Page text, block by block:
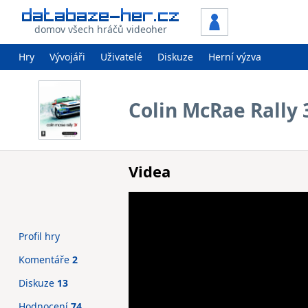
domov všech hráčů videoher
Hry Vývojáři Uživatelé Diskuze Herní výzva
Colin McRae Rally
Videa
Profil hry
Komentáře 2
Diskuze 13